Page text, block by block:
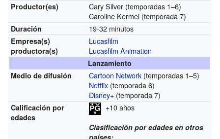
Productor(es)
Cary Silver (temporadas 1–6)
Caroline Kermel (temporada 7)
Duración 19-32 minutos
Empresa(s)
productora(s)
Lucasfilm
Lucasfilm Animation
Lanzamiento
Medio de difusión
Cartoon Network (temporadas 1–5)
Netflix (temporada 6)
Disney+ (temporada 7)
Calificación por
edades
+10 años
Clasificación por edades en otros
países: